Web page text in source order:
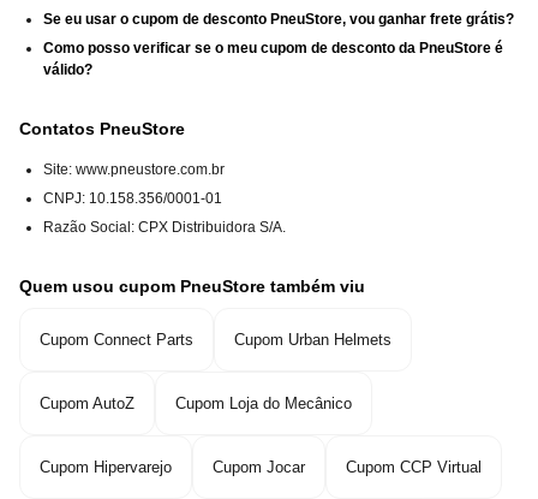
Se eu usar o cupom de desconto PneuStore, vou ganhar frete grátis?
Como posso verificar se o meu cupom de desconto da PneuStore é
válido?
Contatos PneuStore
Site: www.pneustore.com.br
CNPJ: 10.158.356/0001-01
Razão Social : CPX Distribuidora S/A.
Quem usou cupom PneuStore também viu
Cupom Connect Parts Cupom Urban Helmets
Cupom AutoZ Cupom Loja do Mecânico
Cupom Hipervarejo Cupom Jocar Cupom CCP Virtual